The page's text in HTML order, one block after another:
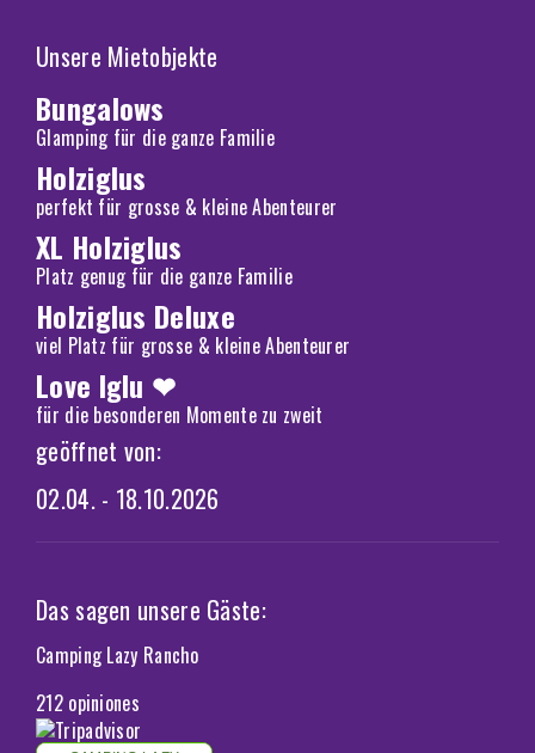
Unsere Mietobjekte
Bungalows
Glamping für die ganze Familie
Holziglus
perfekt für grosse & kleine Abenteurer
XL Holziglus
Platz genug für die ganze Familie
Holziglus Deluxe
viel Platz für grosse & kleine Abenteurer
Love Iglu ❤
für die besonderen Momente zu zweit
geöffnet von:
02.04. - 18.10.2026
Das sagen unsere Gäste:
Camping Lazy Rancho
212 opiniones